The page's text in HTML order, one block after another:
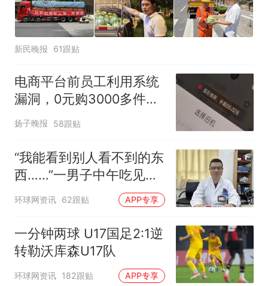
新民晚报 61跟贴
电商平台前员工利用系统
漏洞，0元购3000多件家
电！
扬子晚报 58跟贴
“我能看到别人看不到的东
西……”一男子中午吃见手
青没事，晚上再吃却出现
环球网资讯 62跟贴 APP专享
一分钟两球 U17国足2:1逆
转勒沃库森U17队
环球网资讯 182跟贴 APP专享